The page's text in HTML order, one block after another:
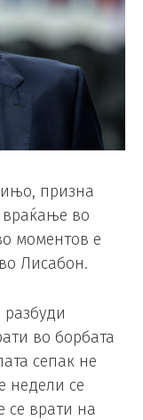
призна
враќање во
моментов е
Лисабон.
разбуди
во борбата
сепак не
недели се
се врати на